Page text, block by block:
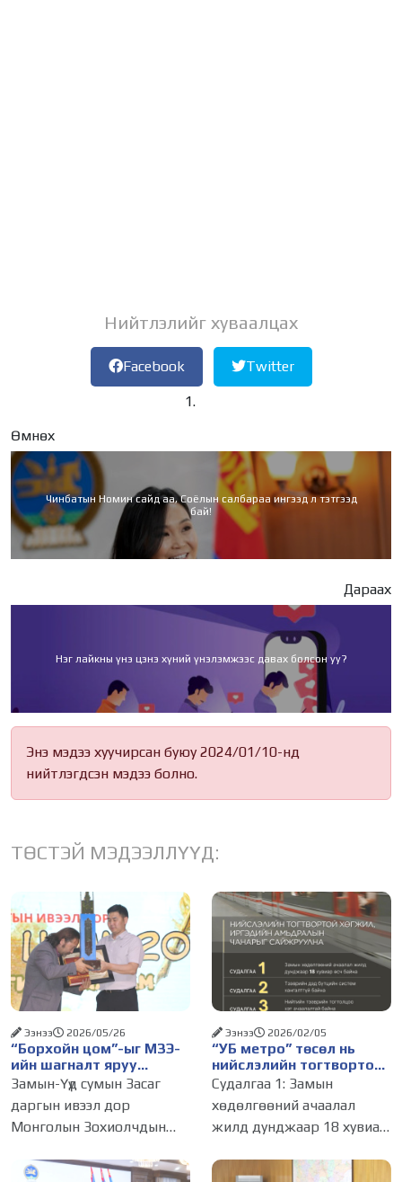
Нийтлэлийг хуваалцах
Facebook Twitter
Өмнөх
Чинбатын Номин сайд аа, Соёлын салбараа ингээд л тэтгээд
бай!
Дараах
Нэг лайкны үнэ цэнэ хүний үнэлэмжээс давах болсон уу?
Энэ мэдээ хуучирсан буюу 2024/01/10-нд
нийтлэгдсэн мэдээ болно.
ТӨСТЭЙ МЭДЭЭЛЛҮҮД:
“Борхойн цом”-ыг МЗЭ-
ийн шагналт яруу
найрагч Э.Анхбаяр
Ээнээ 2026/05/26
Замын-Үүд сумын Засаг
даргын ивээл дор
Монголын Зохиолчдын
хамтран зохион
“УБ метро” төсөл нь
нийслэлийн тогтвортой
хөгжил, иргэдийн
амьдралын чанарыг
сайжруулах зайлшгүй
шийдэл юм
Ээнээ 2026/02/05
Судалгаа 1: Замын
хөдөлгөөний ачаалал
жилд дунджаар 18 хувиар
хотын гол гудамж, зам